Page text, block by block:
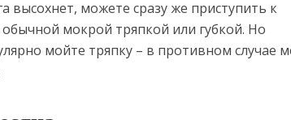
высохнет, можете сразу же приступить к
мокрой тряпкой или губкой. Но
мойте тряпку – в противном случае